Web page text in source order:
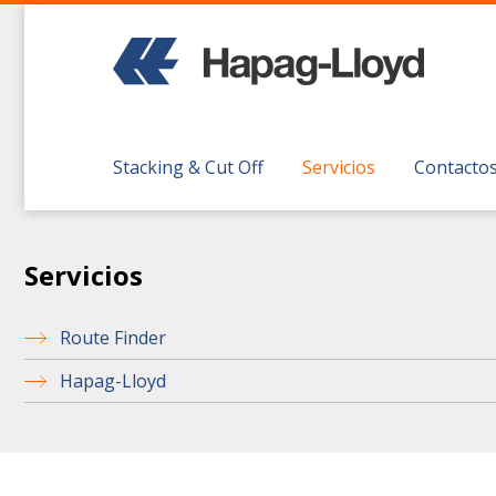
Stacking & Cut Off Servicios
Servicios
Route Finder
Hapag-Lloyd